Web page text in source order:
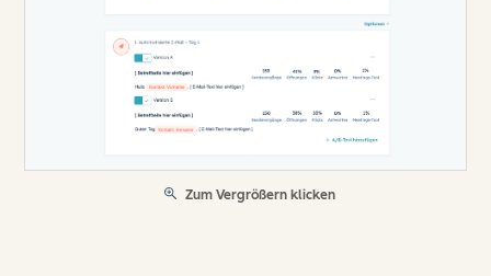
Zum Vergrößern klicken